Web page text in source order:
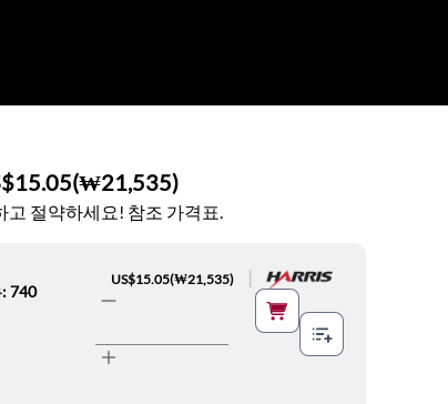
(₩21,535)
고 절약하세요! 참조 가격표.
740
US$15.05(₩21,535)